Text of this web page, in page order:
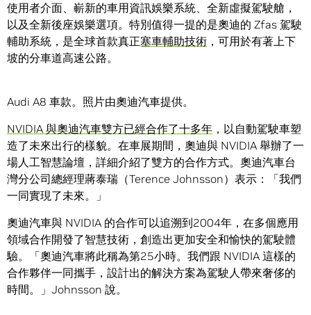
使用者介面、嶄新的車用資訊娛樂系統、全新虛擬駕駛艙，
以及全新後座娛樂選項。特別值得一提的是奧迪的 Zfas 駕駛
輔助系統，是全球首款真正塞車輔助技術 ，可用於有著上下
坡的分車道高速公路。
Audi A8 車款。照片由奧迪汽車提供。
NVIDIA 與奧迪汽車雙方已經合作了十多年 ，以自動駕駛車塑
造了未來出行的樣貌。在車展期間，奧迪與 NVIDIA 舉辦了一
場人工智慧論壇，詳細介紹了雙方的合作方式。奧迪汽車台
灣分公司總經理蔣泰瑞（Terence Johnsson）表示：「我們
一同實現了未來。」
奧迪汽車與 NVIDIA 的合作可以追溯到2004年，在多個應用
領域合作開發了智慧技術，創造出更加安全和愉快的駕駛體
驗。「奧迪汽車將此稱為第25小時。我們跟 NVIDIA 這樣的
合作夥伴一同攜手，設計出的解決方案為駕駛人帶來奢侈的
時間。」Johnsson 說。